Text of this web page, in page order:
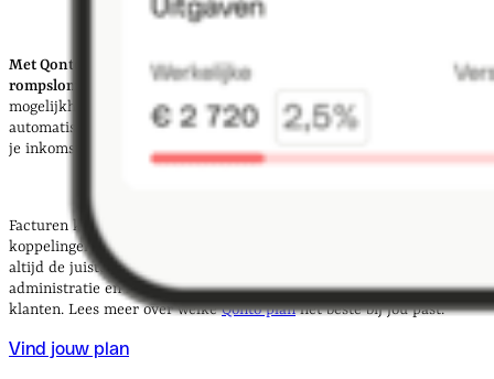
Met Qonto houd je grip op je zakelijke financiën zonder extra
rompslomp.
Je hebt één duidelijke professionele rekening en de
mogelijkheid om sub-rekeningen aan te maken, je bonnetjes worden
automatisch digitaal opgeslagen en gekoppeld aan transacties, en al
je inkomsten en uitgaven worden overzichtelijk gecategoriseerd.
Facturen kun je direct in Qonto opmaken en opvolgen, terwijl
koppelingen met populaire boekhoudtools zorgen dat je accountant
altijd de juiste gegevens heeft. Het resultaat: minder tijd kwijt aan
administratie en meer ruimte om te focussen op je opdrachten en
klanten. Lees meer over welkeQonto planhet beste bij jou past.
Vind jouw plan